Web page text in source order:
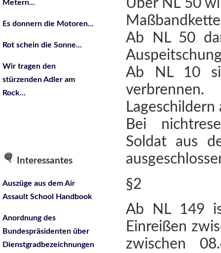
Metern...
Es donnern die Motoren...
Rot schein die Sonne...
Wir tragen den
stürzenden Adler am
Rock...
Interessantes
Auszüge aus dem Air
Assault School Handbook
Anordnung des
Bundespräsidenten über
Dienstgradbezeichnungen
Über NL 50
Ab NL 50
Ab NL 10
Lageschildern
Bei
Soldat aus
§2
Ab NL 149
Einreißen
zwischen